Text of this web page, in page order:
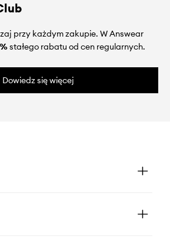
przy każdym zakupie. W Answear
stałego rabatu od cen regularnych.
Dowiedz się więcej